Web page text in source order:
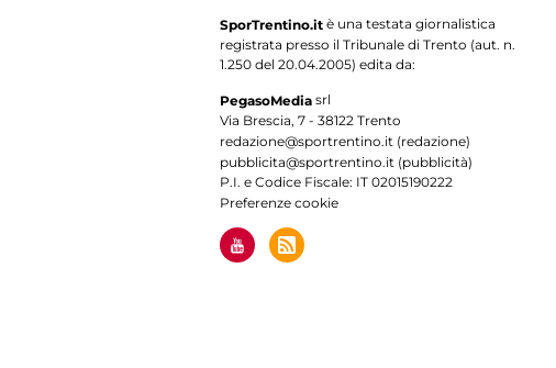
SporTrentino.it è una testata giornalistica
registrata presso il Tribunale di Trento (aut. n.
1.250 del 20.04.2005) edita da:
PegasoMedia srl
Via Brescia, 7 - 38122 Trento
redazione@sportrentino.it (redazione)
pubblicita@sportrentino.it (pubblicità)
P.I. e Codice Fiscale: IT 02015190222
Preferenze cookie